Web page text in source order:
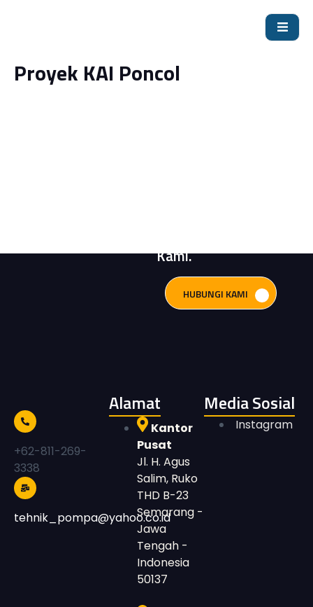
Proyek KAI Poncol
Kami.
HUBUNGI KAMI
+62-811-269-
3338
tehnik_pompa@yahoo.co.id
Alamat
Kantor
Pusat
Jl. H. Agus
Salim, Ruko
THD B-23
Semarang -
Jawa
Tengah -
Indonesia
50137
Media Sosial
Instagram